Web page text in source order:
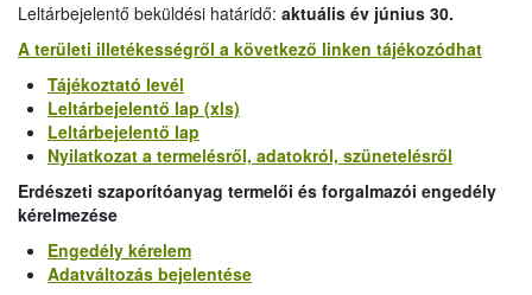
Leltárbejelentő beküldési határidő: aktuális év június 30.
A területi illetékességről a következő linken tájékozódhat
Tájékoztató levél
Leltárbejelentő lap (xls)
Leltárbejelentő lap
Nyilatkozat a termelésről, adatokról, szünetelésről
Erdészeti szaporítóanyag termelői és forgalmazói engedély
kérelmezése
Engedély kérelem
Adatváltozás bejelentése